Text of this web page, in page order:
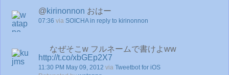
@kirinonnon おはー
07:36 via SOICHA in reply to kirinonnon
なぜそこw フルネームで書けよww
http://t.co/xbGEp2X7
11:30 PM May 09, 2012 via Tweetbot for iOS